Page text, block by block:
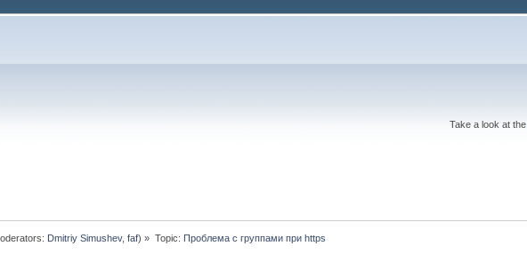
Take a look at the
Dmitriy Simushev,faf) » Topic: Проблема с группами при https